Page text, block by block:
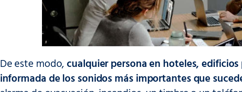
De este modo,cualquier persona en hoteles,
informada de los sonidos más importantes que